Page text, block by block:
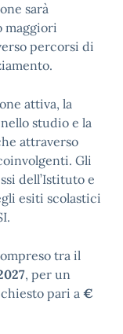
sarà
maggiori
percorsi di
attiva, la
studio e la
attraverso
Gli
dell’Istituto e
esiti scolastici
tra il
, per un
pari a €